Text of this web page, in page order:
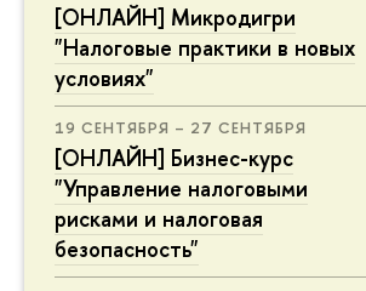
[ОНЛАЙН] Микродигри
"Налоговые практики в новых
условиях"
19 СЕНТЯБРЯ – 27 СЕНТЯБРЯ
[ОНЛАЙН] Бизнес-курс
"Управление налоговыми
рисками и налоговая
безопасность"